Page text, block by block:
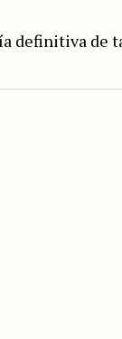
definitiva de